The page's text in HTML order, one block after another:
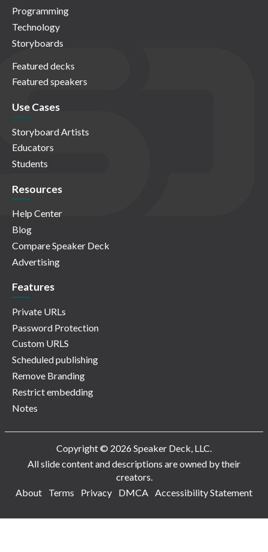
Programming
Technology
Storyboards
Featured decks
Featured speakers
Use Cases
Storyboard Artists
Educators
Students
Resources
Help Center
Blog
Compare Speaker Deck
Advertising
Features
Private URLs
Password Protection
Custom URLS
Scheduled publishing
Remove Branding
Restrict embedding
Notes
Copyright © 2026 Speaker Deck, LLC.
All slide content and descriptions are owned by their
creators.
About
Terms Privacy DMCA Accessibility Statement